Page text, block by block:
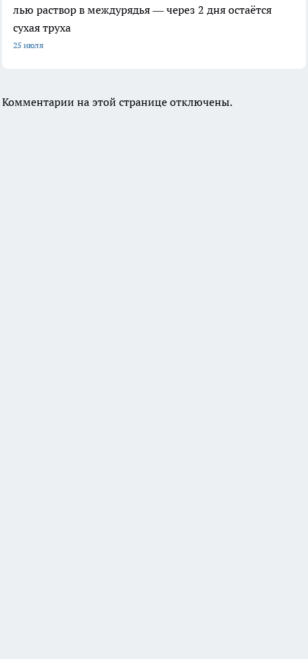
лью раствор в междурядья — через 2 дня остаётся
сухая труха
25 июля
Комментарии на этой странице отключены.